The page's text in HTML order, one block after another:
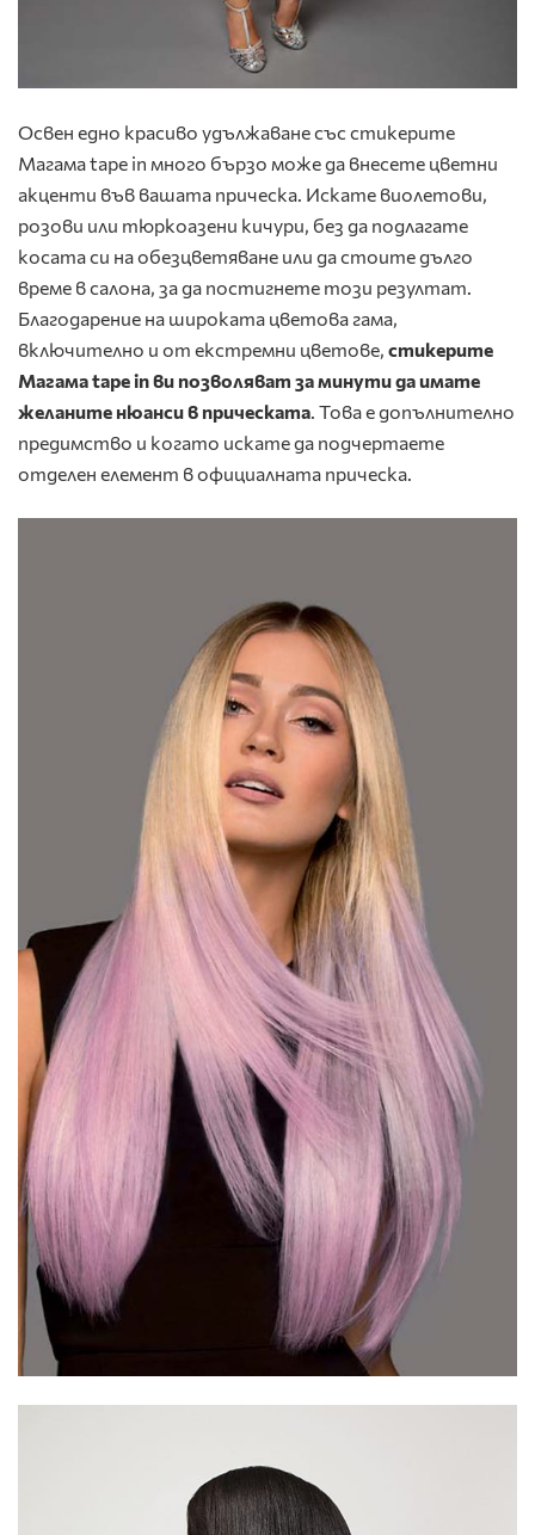
Освен едно красиво удължаване със стикерите
Магама tape in много бързо може да внесете цветни
акценти във вашата прическа. Искате виолетови,
розови или тюркоазени кичури, без да подлагате
косата си на обезцветяване или да стоите дълго
време в салона, за да постигнете този резултат.
Благодарение на широката цветова гама,
включително и от екстремни цветове, стикерите
Магама tape in ви позволяват за минути да имате
желаните нюанси в прическата. Това е допълнително
предимство и когато искате да подчертаете
отделен елемент в официалната прическа.